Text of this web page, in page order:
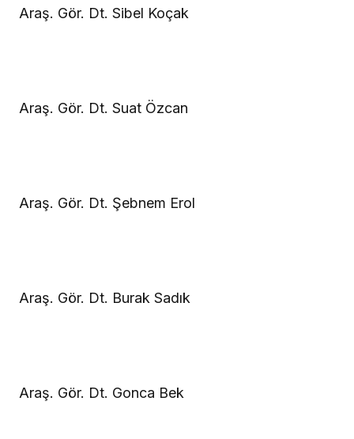
Araş. Gör. Dt. Sibel Koçak
Araş. Gör. Dt. Suat Özcan
Araş. Gör. Dt. Şebnem Erol
Araş. Gör. Dt. Burak Sadık
Araş. Gör. Dt. Gonca Bek